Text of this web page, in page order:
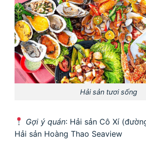
Hải sản tươi sống
Gợi ý quán: Hải sản Cô Xí
Hải sản Hoàng Thao Seaview